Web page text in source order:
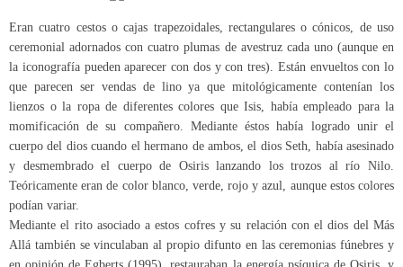
Eran cuatro cestos o cajas trapezoidales, rectangulares o cónicos, de uso
ceremonial adornados con cuatro plumas de avestruz cada uno (aunque en
la iconografía pueden aparecer con dos y con tres). Están envueltos con lo
que parecen ser vendas de lino ya que mitológicamente contenían los
lienzos o la ropa de diferentes colores que Isis, había empleado para la
momificación de su compañero. Mediante éstos había logrado unir el
cuerpo del dios cuando el hermano de ambos, el dios Seth, había asesinado
y desmembrado el cuerpo de Osiris lanzando los trozos al río Nilo.
Teóricamente eran de color blanco, verde, rojo y azul, aunque estos colores
podían variar.
Mediante el rito asociado a estos cofres y su relación con el dios del Más
Allá también se vinculaban al propio difunto en las ceremonias fúnebres y